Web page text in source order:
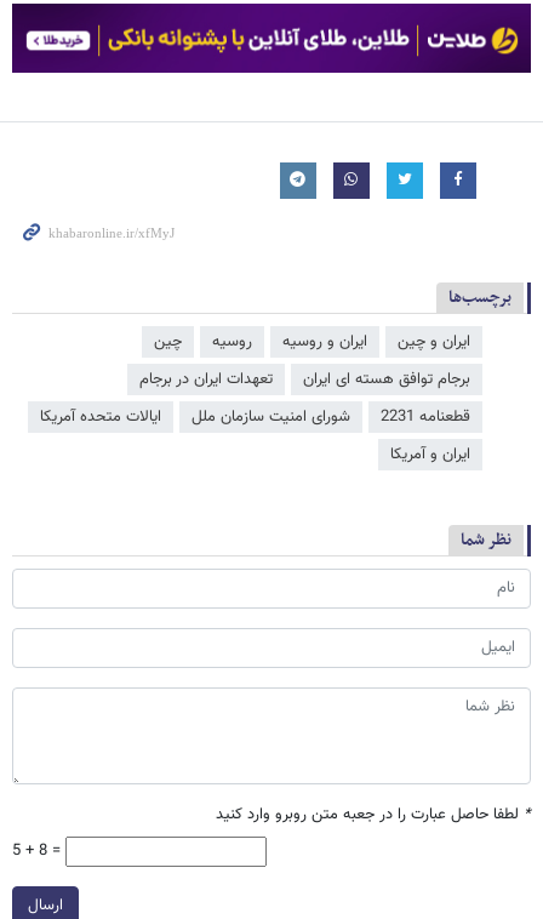
برچسب‌ها
ایران و چین ایران و روسیه روسیه
چین
برجام توافق هسته ای ایران
تعهدات ایران در برجام
قطعنامه 2231
شورای امنیت سازمان ملل
ایالات متحده آمریکا
ایران و آمریکا
نظر شما
* لطفا حاصل عبارت را در جعبه متن روبرو وارد کنید
5 + 8 =
ارسال